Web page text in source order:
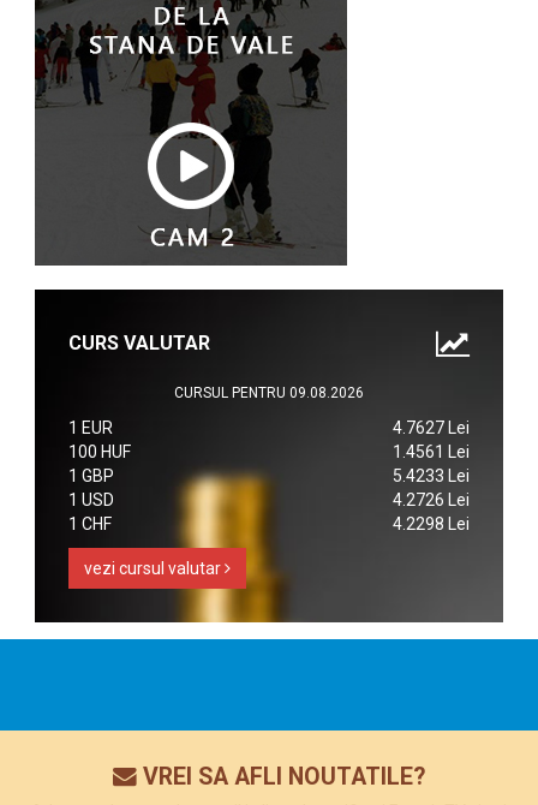
CURS VALUTAR
CURSUL PENTRU 09.08.2026
1 EUR
4.7627 Lei
100 HUF
1.4561 Lei
1 GBP
5.4233 Lei
1 USD
4.2726 Lei
1 CHF
4.2298 Lei
vezi cursul valutar
VREI SA AFLI NOUTATILE?